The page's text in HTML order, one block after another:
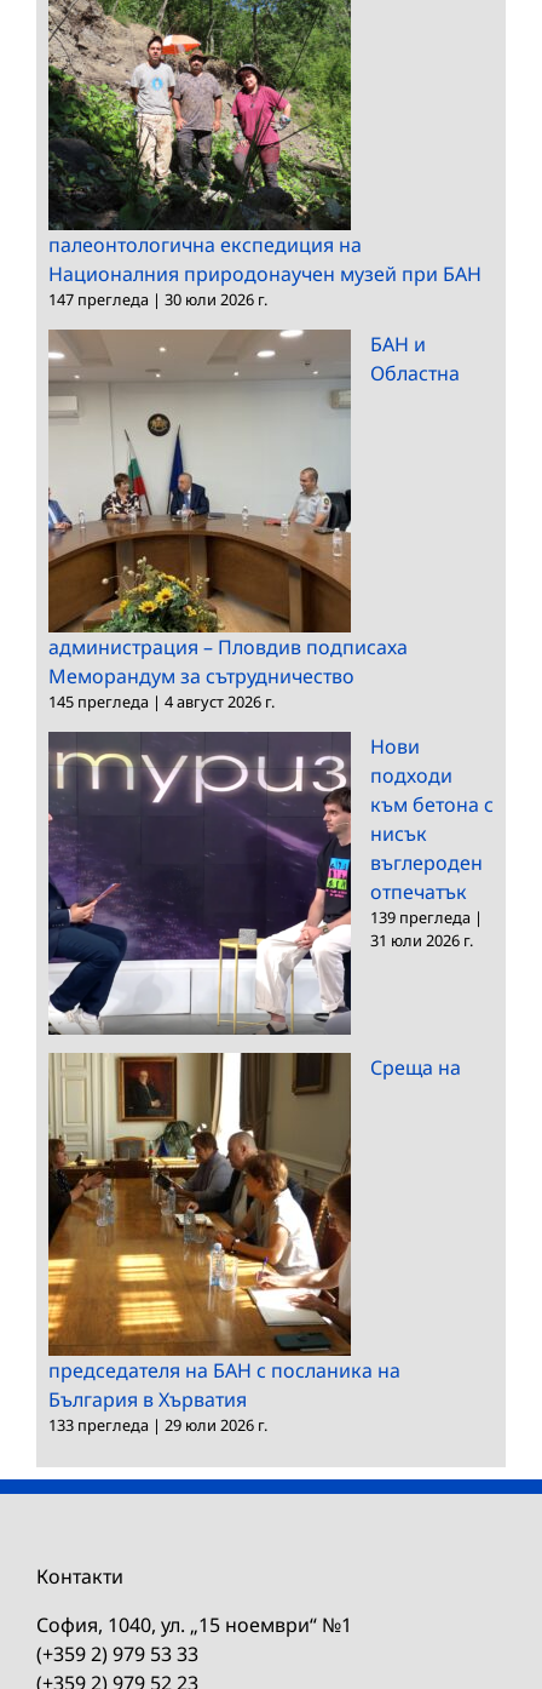
палеонтологична експедиция на
Националния природонаучен музей при БАН
147 прегледа | 30 юли 2026 г.
БАН и
Областна
администрация – Пловдив подписаха
Меморандум за сътрудничество
145 прегледа | 4 август 2026 г.
Нови
подходи
към бетона с
нисък
въглероден
отпечатък
139 прегледа |
31 юли 2026 г.
Среща на
председателя на БАН с посланика на
България в Хърватия
133 прегледа | 29 юли 2026 г.
Контакти
София, 1040, ул. „15 ноември“ №1
(+359 2) 979 53 33
(+359 2) 979 52 23